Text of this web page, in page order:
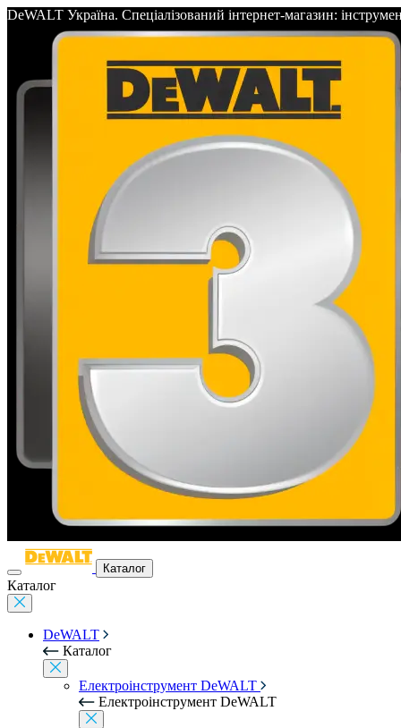
DeWALT Україна. Спеціалізований інтернет-магазин:
Каталог
Каталог
DeWALT
Каталог
Електроінструмент DeWALT
Електроінструмент DeWALT